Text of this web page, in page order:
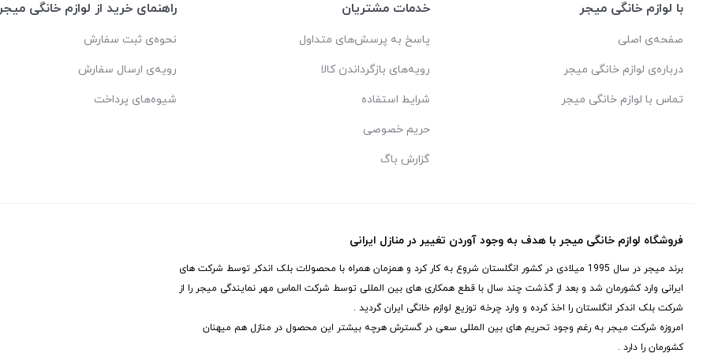
با لوازم خانگی میجر
صفحه‌ی اصلی
درباره‌ی لوازم خانگی میجر
تماس با لوازم خانگی میجر
خدمات مشتریان
پاسخ به پرسش‌های متداول
رویه‌های بازگرداندن کالا
شرایط استفاده
حریم خصوصی
گزارش باگ
راهنمای خرید از لوازم خانگی میجر
نحوه‌ی ثبت سفارش
رویه‌ی ارسال سفارش
شیوه‌های پرداخت
فروشگاه لوازم خانگی میجر با هدف به وجود آوردن تغییر در منازل ایرانی
برند میجر در سال 1995 میلادی در کشور انگلستان شروع به کار کرد و همزمان همراه با محصولات بلک اندکر توسط شرکت های
ایرانی وارد کشورمان شد و بعد از گذشت چند سال با قطع همکاری های بین المللی توسط شرکت الماس مهر نمایندگی میجر را از
شرکت بلک اندکر انگلستان را اخذ کرده و وارد چرخه توزیع لوازم خانگی ایران گردید .
امروزه شرکت میجر به رغم وجود تحریم های بین المللی سعی در گسترش هرچه بیشتر این محصول در منازل هم میهنان
کشورمان را دارد .